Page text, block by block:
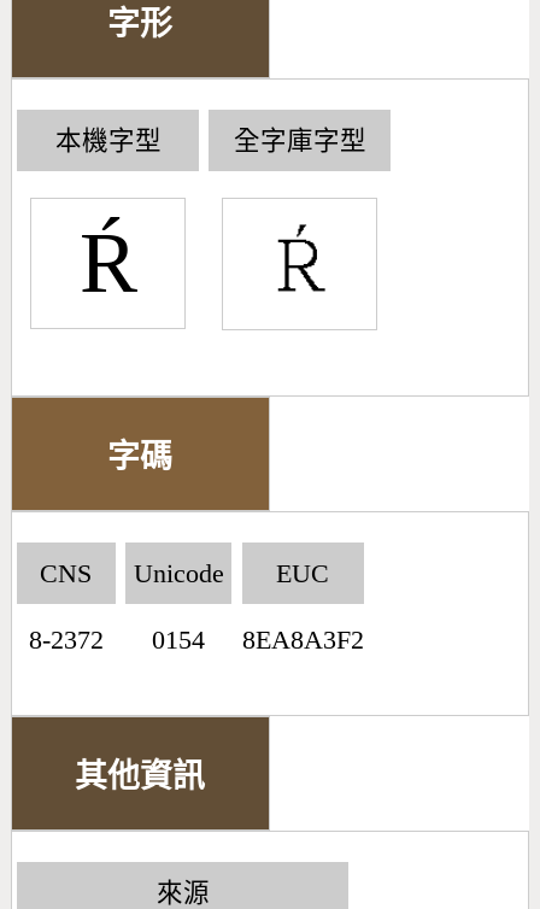
字形
本機字型
Ŕ
全字庫字型
字碼
CNS
8-2372
Unicode
0154
EUC
8EA8A3F2
其他資訊
來源